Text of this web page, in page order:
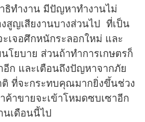
ธิทำงาน มีปัญหาทำงานไม่
สูญเสียงานบางส่วนไป ที่เป็น
เจอศึกหนักระลอกใหม่ และ
โยบาย ส่วนถ้าทำการเกษตรก็
อีก และเตือนถึงปัญหาจากภัย
ที่จะกระทบคุณมากยิ่งขึ้นช่วง
ค้าขายจะเข้าโหมดซบเซาอีก
นเดือนนี้ไป